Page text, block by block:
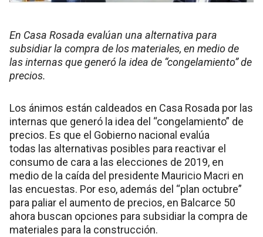
En Casa Rosada evalúan una alternativa para
subsidiar la compra de los materiales, en medio de
las internas que generó la idea de “congelamiento” de
precios.
Los ánimos están caldeados en Casa Rosada por las
internas que generó la idea del “congelamiento” de
precios. Es que el Gobierno nacional evalúa
todas las alternativas posibles para reactivar el
consumo de cara a las elecciones de 2019, en
medio de la caída del presidente Mauricio Macri en
las encuestas. Por eso, además del “plan octubre”
para paliar el aumento de precios, en Balcarce 50
ahora buscan opciones para subsidiar la compra de
materiales para la construcción.